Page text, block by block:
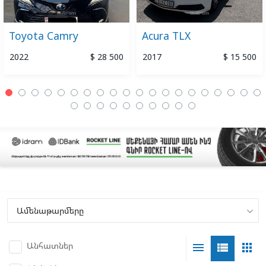
Toyota Camry
2022 $ 28 500
Acura TLX
2017 $ 15 500
Անհատներ apps
view_list
menu